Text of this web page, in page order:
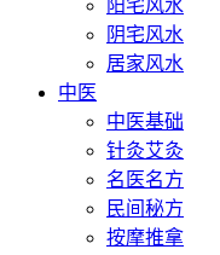
阳宅风水
阴宅风水
居家风水
中医
中医基础
针灸艾灸
名医名方
民间秘方
按摩推拿